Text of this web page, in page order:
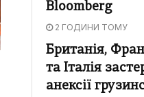
Bloomberg
2 ГОДИНИ ТОМУ
Британія,
та Італія
анексії